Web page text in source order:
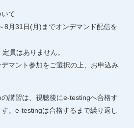
て
8月31日(月)までオンデマンド配信を
員はありません。
デマント参加をご選択の上、お申込み
講習は、視聴後にe-testingへ合格す
。e-testingは合格するまで繰り返し